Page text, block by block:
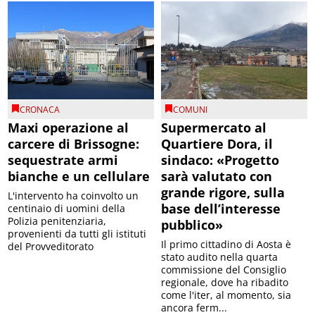
CRONACA
Maxi operazione al
carcere di Brissogne:
sequestrate armi
bianche e un cellulare
L'intervento ha coinvolto un
centinaio di uomini della
Polizia penitenziaria,
provenienti da tutti gli istituti
del Provveditorato
COMUNI
Supermercato al
Quartiere Dora, il
sindaco: «Progetto
sarà valutato con
grande rigore, sulla
base dell’interesse
pubblico»
Il primo cittadino di Aosta è
stato audito nella quarta
commissione del Consiglio
regionale, dove ha ribadito
come l'iter, al momento, sia
ancora ferm...